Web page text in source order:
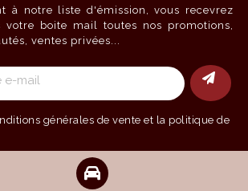
à notre liste d'émission, vous recevrez
votre boite mail toutes nos promotions,
ventes privées...
générales de vente et la politique de